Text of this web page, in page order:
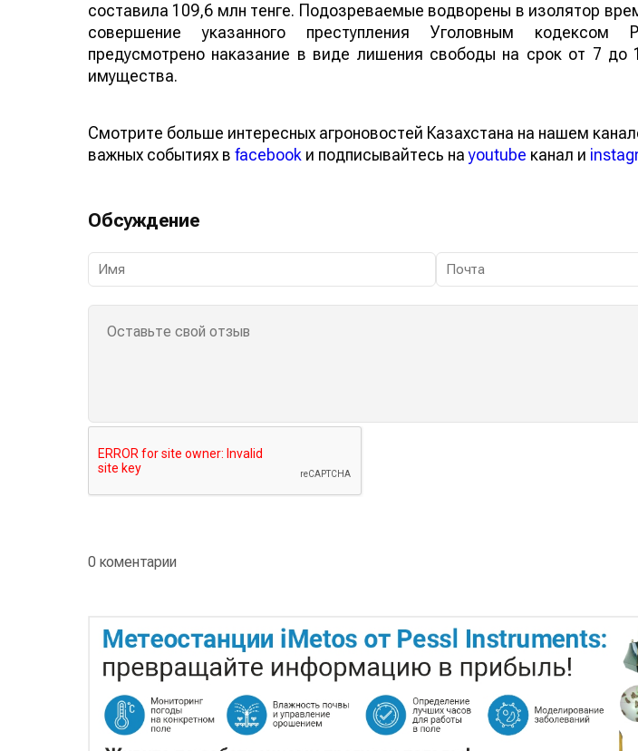
составила 109,6 млн тенге. Подозреваемые водворены в изолятор
совершение указанного преступления Уголовным кодексом
предусмотрено наказание в виде лишения свободы на срок от 7 до
имущества.
Смотрите больше интересных агроновостей Казахстана на нашем
важных событиях в facebook и подписывайтесь наyoutube канал и
Обсуждение
0 коментарии